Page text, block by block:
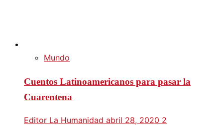
Mundo
Cuentos Latinoamericanos para pasar la
Cuarentena
Editor La Humanidad abril 28, 2020 2